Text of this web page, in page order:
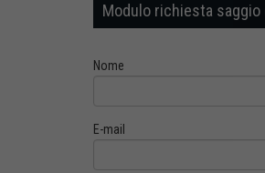
Modulo richiesta saggio
Nome
E-mail